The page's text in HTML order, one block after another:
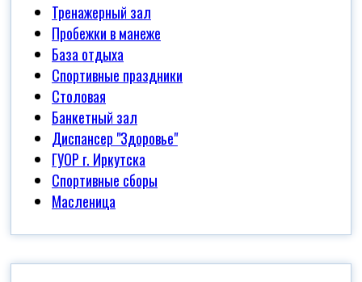
Тренажерный зал
Пробежки в манеже
База отдыха
Спортивные праздники
Столовая
Банкетный зал
Диспансер "Здоровье"
ГУОР г. Иркутска
Спортивные сборы
Масленица